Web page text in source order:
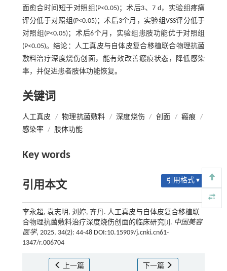
面愈合时间短于对照组(P<0.05)；术后3、7 d，实验组疼痛
评分低于对照组(P<0.05)；术后3个月，实验组VSS评分低于
对照组(P<0.05)；术后6个月，实验组患肢功能优于对照组
(P<0.05)。结论：人工真皮与自体皮复合移植联合物理抗菌
敷料治疗深度烧伤创面，能有效改善瘢痕状态，降低感染
率，并促进患者肢体功能恢复。
关键词
人工真皮 / 物理抗菌敷料 / 深度烧伤 / 创面 / 瘢痕
/
感染率 / 肢体功能
Key words
引用本文 引用格式 ▾
李永超, 袁志明, 刘婷, 齐丹. 人工真皮与自体皮复合移植联
合物理抗菌敷料治疗深度烧伤创面的临床研究[J]. 中国美容
医学, 2025, 34(2): 44-48 DOI:10.15909/j.cnki.cn61-
1347/r.006704
上一篇 下一篇